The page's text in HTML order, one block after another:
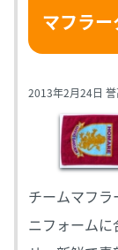
マフラ
2013年2月24日
チームマフ
ニフォーム